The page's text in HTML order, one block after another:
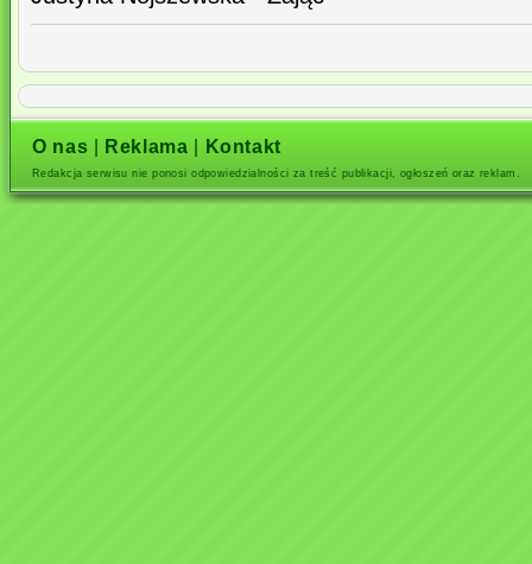
O nas Reklama Kontakt
Redakcja serwisu nie ponosi odpowiedzialności za treść publikacji, ogłoszeń oraz reklam.